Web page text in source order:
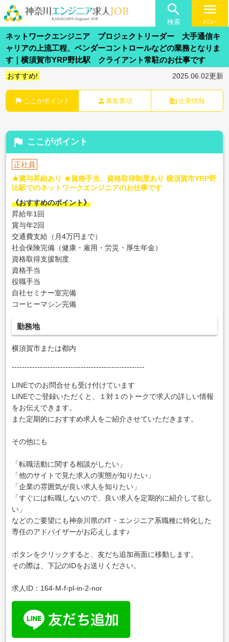

検索
menu
ﾒﾆｭｰ
ネットワークエンジニア プロジェクトリーダー 大手通信キ
ャリアの上流工程、ベンダーコントロールなどの業務となりま
す｜横須賀市YRP野比駅 クライアント常駐のお仕事です
おすすめ! 2025.06.02更新
flag ここがポイント person 募集要項 business 企業情報
flag ここがポイント
正社員
★賞与昇給あり ★資格手当、資格取得制度あり 横須賀市YRP野
比駅でのネットワークエンジニアのお仕事です
《おすすめのポイント》
昇給年1回
賞与年2回
交通費支給（月4万円まで）
社会保険完備（健康・雇用・労災・厚生年金）
資格取得支援制度
資格手当
役職手当
自社セミナー室完備
コーヒーマシン完備
勤務地
横須賀市または都内
----------------------------------------------------
LINEでのお問合せも受け付けています
LINEでご登録いただくと、１対１のトークで求人の詳しい情報
をお伝えできます。
また定期的におすすめ求人をご紹介させていただきます。
その他にも
「転職活動に関する相談がしたい」
「他のサイトで見た求人の実態が知りたい」
「企業の雰囲気が良い求人を知りたい」
「すぐには転職しないので、良い求人を定期的に紹介して欲し
い」
などのご要望にも神奈川県のIT・エンジニア系職種に特化した
専任のアドバイザーがお応えします♪
ボタンをクリックすると、友だち追加画面に移動します。
その際は、下記のIDをお送りください。
求人ID：164-M-f-pl-in-2-nor